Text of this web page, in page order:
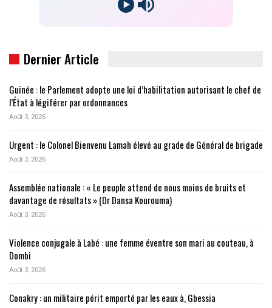
Dernier Article
Guinée : le Parlement adopte une loi d’habilitation autorisant le chef de
l’État à légiférer par ordonnances
Août 3, 2026
Urgent : le Colonel Bienvenu Lamah élevé au grade de Général de brigade
Août 3, 2026
Assemblée nationale : « Le peuple attend de nous moins de bruits et
davantage de résultats » (Dr Dansa Kourouma)
Août 3, 2026
Violence conjugale à Labé : une femme éventre son mari au couteau, à
Dombi
Août 3, 2026
Conakry : un militaire périt emporté par les eaux à, Gbessia